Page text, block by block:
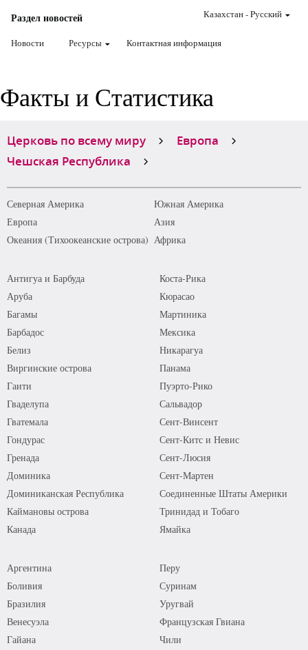
Раздел новостей
Новости Ресурсы Контактная информация
Казахстан-Pусский
Факты и Статистика
Церковь по всему миру
Европа
Чешская Республика
Северная Америка
Южная Америка
Европа
Азия
Океания (Тихоокеанские острова) Африка
Антигуа и Барбуда
Аруба
Багамы
Барбадос
Белиз
Виргинские острова
Гаити
Гваделупа
Гватемала
Гондурас
Гренада
Доминика
Доминиканская Республика
Каймановы острова
Канада
Коста-Рика
Кюрасао
Мартиника
Мексика
Никарагуа
Панама
Пуэрто-Рико
Сальвадор
Сент-Винсент
Сент-Китс и Невис
Сент-Люсия
Сент-Мартен
Соединенные Штаты Америки
Тринидад и Тобаго
Ямайка
Аргентина
Боливия
Бразилия
Венесуэла
Гайана
Перу
Суринам
Уругвай
Французская Гвиана
Чили